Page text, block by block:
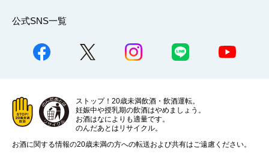
公式SNS一覧
ストップ！20歳未満飲酒・飲酒運転。
妊娠中や授乳期の飲酒はやめましょう。
お酒はなによりも適量です。
のんだあとはリサイクル。
お酒に関する情報の20歳未満の方への転送および共有はご遠慮ください。